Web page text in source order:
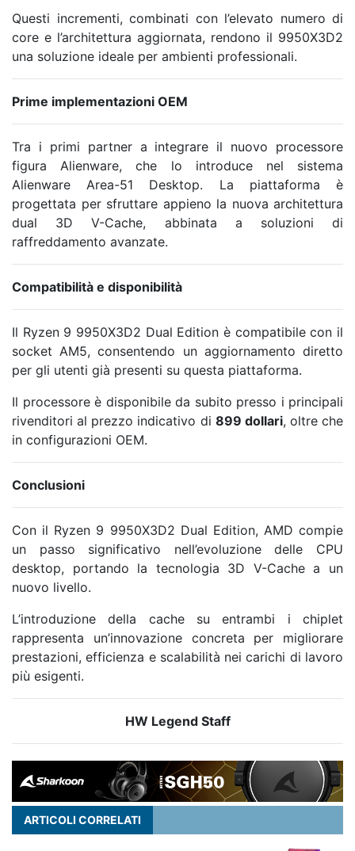
Questi incrementi, combinati con l’elevato numero di
core e l’architettura aggiornata, rendono il 9950X3D2
una soluzione ideale per ambienti professionali.
Prime implementazioni OEM
Tra i primi partner a integrare il nuovo processore
figuraAlienware, che lo introduce nel sistema
Alienware Area-51 Desktop. La piattaforma è
progettata per sfruttare appieno la nuova architettura
dual 3D V-Cache, abbinata a soluzioni di
raffreddamento avanzate.
Compatibilità e disponibilità
Il Ryzen 9 9950X3D2 Dual Edition è compatibile con il
socket AM5, consentendo un aggiornamento diretto
per gli utenti già presenti su questa piattaforma.
Il processore è disponibile da subito presso i principali
rivenditori al prezzo indicativo di 899 dollari, oltre che
in configurazioni OEM.
Conclusioni
Con il Ryzen 9 9950X3D2 Dual Edition, AMD compie
un passo significativo nell’evoluzione delle CPU
desktop, portando la tecnologia 3D V-Cache a un
nuovo livello.
L’introduzione della cache su entrambi i chiplet
rappresenta un’innovazione concreta per migliorare
prestazioni, efficienza e scalabilità nei carichi di lavoro
più esigenti.
HW Legend Staff
ARTICOLI CORRELATI